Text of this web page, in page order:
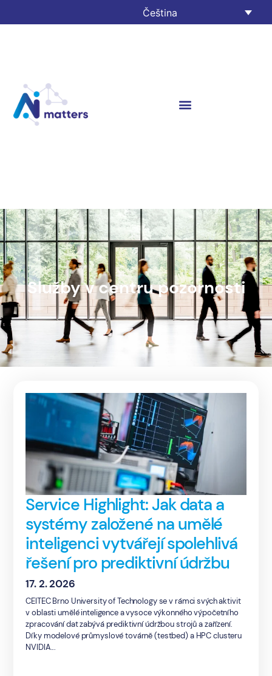
Čeština
Služby v centru pozornosti
Service Highlight: Jak data a
systémy založené na umělé
inteligenci vytvářejí spolehlivá
řešení pro prediktivní údržbu
17. 2. 2026
CEITEC Brno University of Technology se v rámci svých aktivit
v oblasti umělé inteligence a vysoce výkonného výpočetního
zpracování dat zabývá prediktivní údržbou strojů a zařízení.
Díky modelové průmyslové továrně (testbed) a HPC clusteru
NVIDIA...